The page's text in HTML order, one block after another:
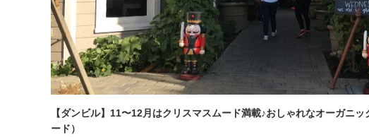
【ダンビル】11〜12月はクリスマスムード満載♪おしゃれなオーガニ
ード）